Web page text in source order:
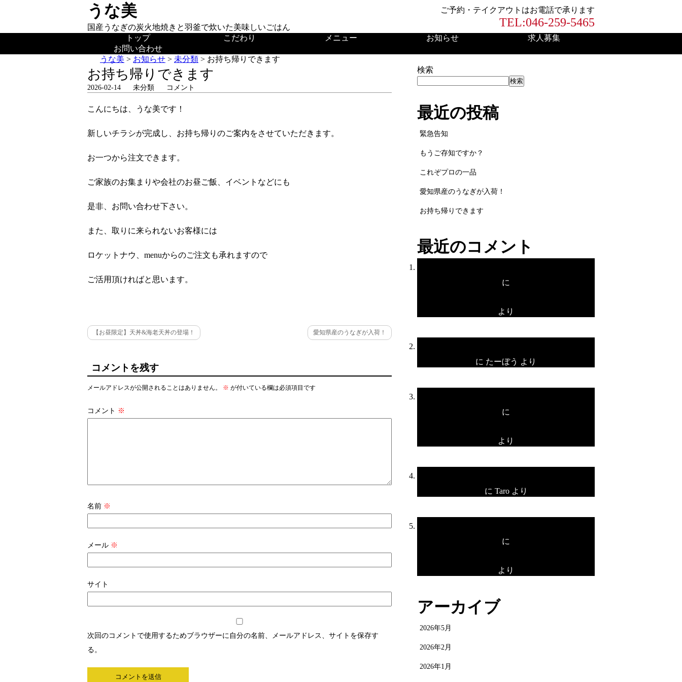
うな美
国産うなぎの炭火地焼きと羽釜で炊いた美味しいごはん
ご予約・テイクアウトはお電話で承ります
TEL:046-259-5465
トップ こだわり メニュー お知らせ
求人募集
お問い合わせ
うな美 > お知らせ > 未分類 > お持ち帰りできます
お持ち帰りできます
2026-02-14 未分類 コメント
こんにちは、うな美です！
新しいチラシが完成し、お持ち帰りのご案内をさせていただきます。
お一つから注文できます。
ご家族のお集まりや会社のお昼ご飯、イベントなどにも
是非、お問い合わせ下さい。
また、取りに来られないお客様には
ロケットナウ、menuからのご注文も承れますので
ご活用頂ければと思います。
【お昼限定】天丼&海老天丼の登場！ 愛知県産のうなぎが入荷！
コメントを残す
メールアドレスが公開されることはありません。 ※ が付いている欄は必須項目です
コメント ※
名前 ※
メール ※
サイト
次回のコメントで使用するためブラウザーに自分の名前、メールアドレス、サイトを保存す
る。
検索
検索
最近の投稿
緊急告知
もうご存知ですか？
これぞプロの一品
愛知県産のうなぎが入荷！
お持ち帰りできます
最近のコメント
に
より
に たーぼう より
に
より
に Taroより
に
より
アーカイブ
2026年5月
2026年2月
2026年1月